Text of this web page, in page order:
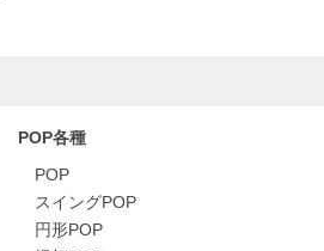
POP各種
POP
スイングPOP
円形POP